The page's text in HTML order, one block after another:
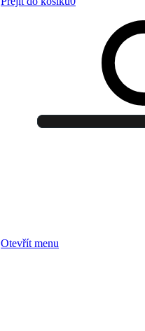
Otevřít menu